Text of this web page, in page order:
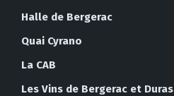
Halle de Bergerac
Quai Cyrano
La CAB
Les Vins de Bergerac et Duras